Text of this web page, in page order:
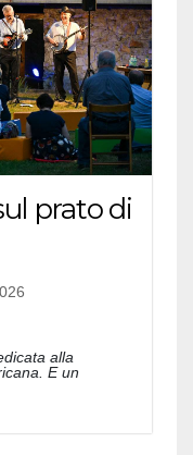
prato di
alla
E un